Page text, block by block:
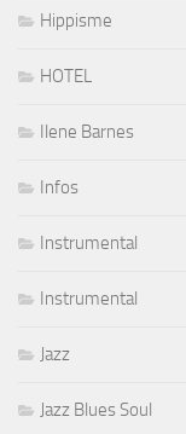
Hippisme
HOTEL
Ilene Barnes
Infos
Instrumental
Instrumental
Jazz
Jazz Blues Soul